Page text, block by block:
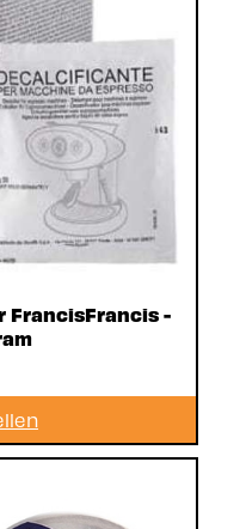
FrancisFrancis -